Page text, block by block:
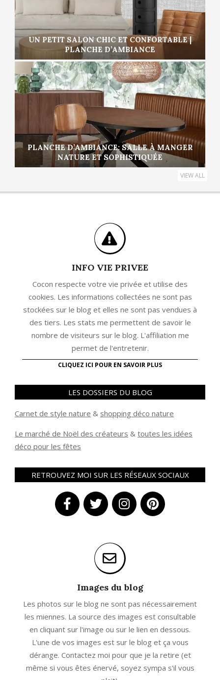
UN PETIT SALON CHIC ET CONFORTABLE |
PLANCHE D’AMBIANCE
PLANCHE D’AMBIANCE: SALLE À MANGER
NATURE ET SOPHISTIQUÉE
VIEW ALL
INFO VIE PRIVEE
Cocon respecte votre vie privée et utilise des
cookies. Les informations collectées ne sont pas
stockées sur le blog et elles ne sont pas vendues à
des tiers. Les stats me permettent de savoir le
nombre de visiteurs sur le blog. L'affiliation me
permet de l'entretenir.
CLIQUEZ ICI POUR EN SAVOIR PLUS
LES DOSSIERS DU BLOG
Carnet de style nature & shopping déco nature
Le marché de Noël des créateurs & toutes les idées
déco pour les fêtes
RETROUVEZ MOI SUR LES RÉSEAUX SOCIAUX
Images du blog
Les photos sur le blog ne sont pas nécessairement
les miennes. La source des images est consultable
en cliquant sur l'image ou sur le lien en dessous.
L'une de vos images est sur le blog et ça vous
dérange. Contactez moi pour que je la retire (et
même si vous êtes énervé, soyez sympa s'il vous